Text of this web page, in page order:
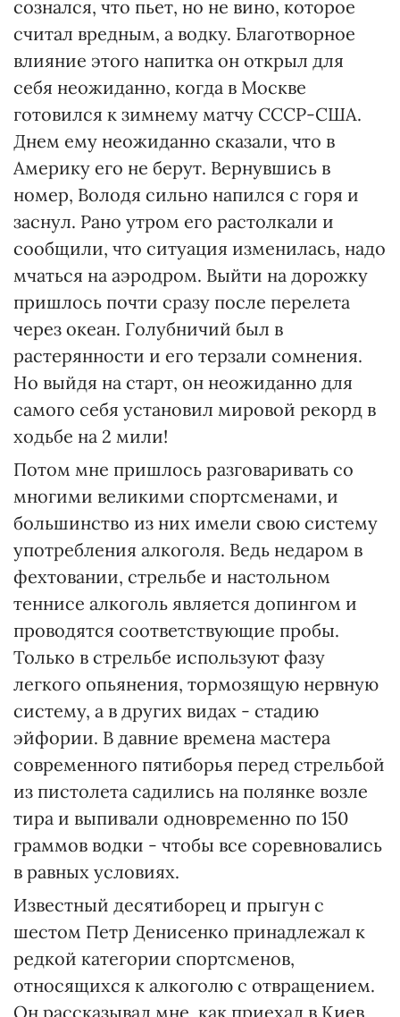
сознался, что пьет, но не вино, которое
считал вредным, а водку. Благотворное
влияние этого напитка он открыл для
себя неожиданно, когда в Москве
готовился к зимнему матчу СССР-США.
Днем ему неожиданно сказали, что в
Америку его не берут. Вернувшись в
номер, Володя сильно напился с горя и
заснул. Рано утром его растолкали и
сообщили, что ситуация изменилась, надо
мчаться на аэродром. Выйти на дорожку
пришлось почти сразу после перелета
через океан. Голубничий был в
растерянности и его терзали сомнения.
Но выйдя на старт, он неожиданно для
самого себя установил мировой рекорд в
ходьбе на 2 мили!
Потом мне пришлось разговаривать со
многими великими спортсменами, и
большинство из них имели свою систему
употребления алкоголя. Ведь недаром в
фехтовании, стрельбе и настольном
теннисе алкоголь является допингом и
проводятся соответствующие пробы.
Только в стрельбе используют фазу
легкого опьянения, тормозящую нервную
систему, а в других видах - стадию
эйфории. В давние времена мастера
современного пятиборья перед стрельбой
из пистолета садились на полянке возле
тира и выпивали одновременно по 150
граммов водки - чтобы все соревновались
в равных условиях.
Известный десятиборец и прыгун с
шестом Петр Денисенко принадлежал к
редкой категории спортсменов,
относящихся к алкоголю с отвращением.
Он рассказывал мне, как приехал в Киев